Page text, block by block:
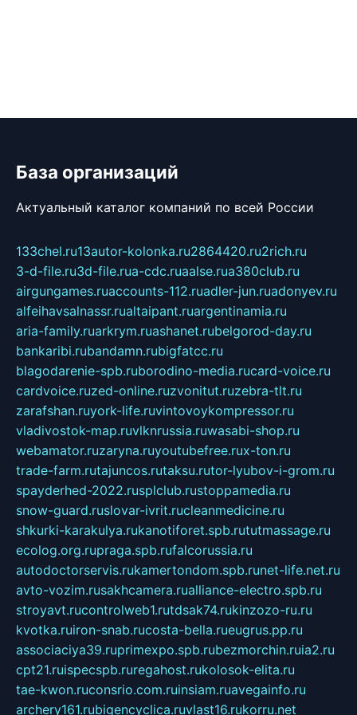
База организаций
Актуальный каталог компаний по всей России
133chel.ru13autor-kolonka.ru2864420.ru2rich.ru
3-d-file.ru3d-file.rua-cdc.ruaalse.rua380club.ru
airgungames.ruaccounts-112.ruadler-jun.ruadonyev.ru
alfeihavsalnassr.rualtaipant.ruargentinamia.ru
aria-family.ruarkrym.ruashanet.rubelgorod-day.ru
bankaribi.rubandamn.rubigfatcc.ru
blagodarenie-spb.ruborodino-media.rucard-voice.ru
cardvoice.ruzed-online.ruzvonitut.ruzebra-tlt.ru
zarafshan.ruyork-life.ruvintovoykompressor.ru
vladivostok-map.ruvlknrussia.ruwasabi-shop.ru
webamator.ruzaryna.ruyoutubefree.rux-ton.ru
trade-farm.rutajuncos.rutaksu.rutor-lyubov-i-grom.ru
spayderhed-2022.rusplclub.rustoppamedia.ru
snow-guard.ruslovar-ivrit.rucleanmedicine.ru
shkurki-karakulya.rukanotiforet.spb.rututmassage.ru
ecolog.org.rupraga.spb.rufalcorussia.ru
autodoctorservis.rukamertondom.spb.runet-life.net.ru
avto-vozim.rusakhcamera.rualliance-electro.spb.ru
stroyavt.rucontrolweb1.rutdsak74.rukinzozo-ru.ru
kvotka.ruiron-snab.rucosta-bella.rueugrus.pp.ru
associaciya39.ruprimexpo.spb.rubezmorchin.ruia2.ru
cpt21.ruispecspb.ruregahost.rukolosok-elita.ru
tae-kwon.ruconsrio.com.ruinsiam.ruavegainfo.ru
archery161.rubigencyclica.ruvlast16.rukorru.net